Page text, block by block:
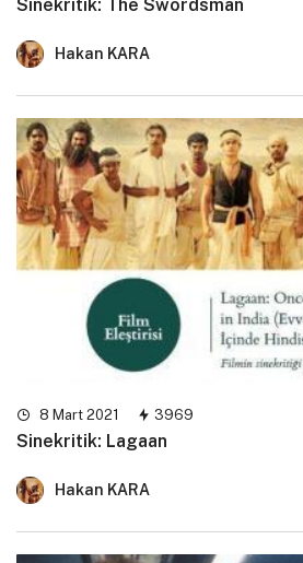
Sinekritik: The Swordsman
Hakan KARA
8 Mart 2021 3969
Sinekritik: Lagaan
Hakan KARA